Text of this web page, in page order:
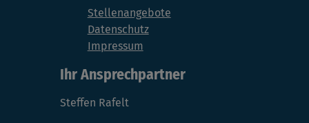
Stellenangebote
Datenschutz
Impressum
Ihr Ansprechpartner
Steffen Rafelt